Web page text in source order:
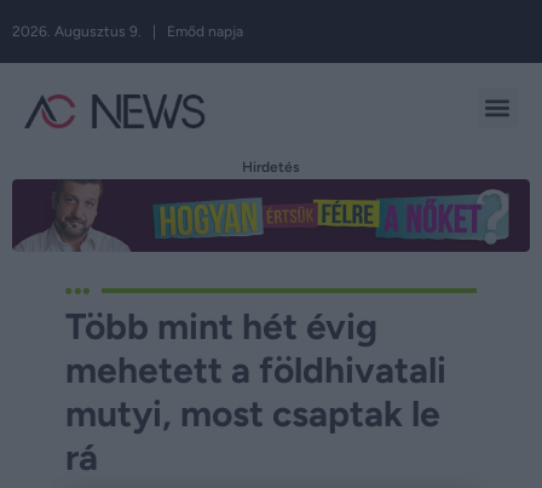
2026. Augusztus 9. | Emőd napja
Hirdetés
Több mint hét évig
mehetett a földhivatali
mutyi, most csaptak le
rá